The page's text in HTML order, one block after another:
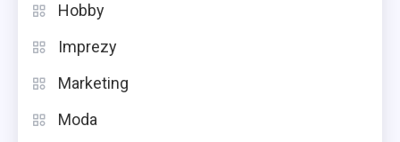
Hobby
Imprezy
Marketing
Moda